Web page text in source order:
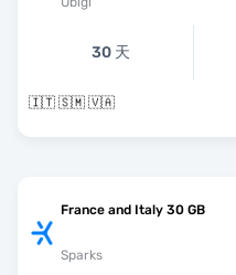
30 天
🇮🇹 🇸🇲 🇻🇦
France and Italy 30 GB
Sparks